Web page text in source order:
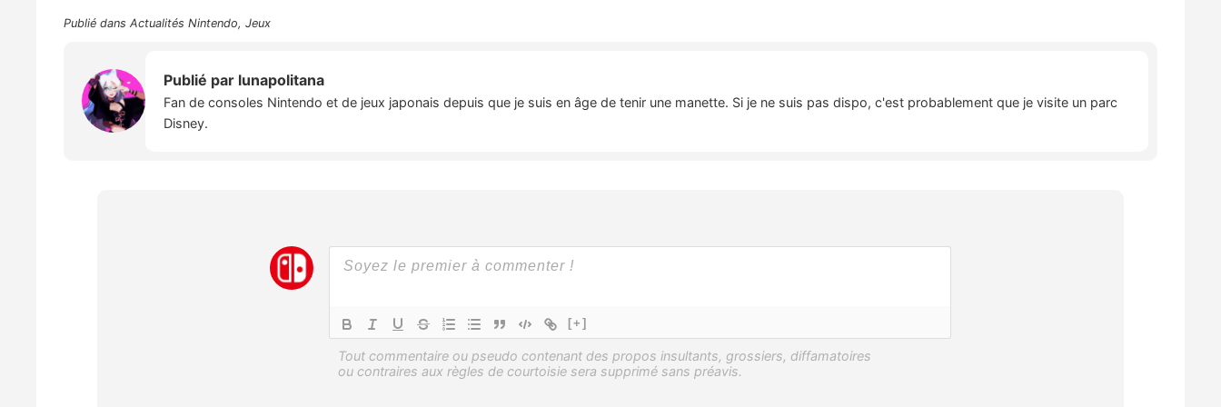
Publié dans Actualités Nintendo, Jeux
Publié par lunapolitana
Fan de consoles Nintendo et de jeux japonais depuis que je suis en âge de tenir une manette. Si je ne suis pas dispo, c'est probablement que je visite un parc
Disney.
[+]